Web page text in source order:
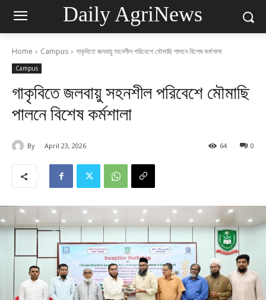
Daily AgriNews
Home Campus গাকৃবিতে জলবায়ু সহনশীল পরিবেশে মৌমাছি পালনে বিশেষ কর্মশালা
Campus
গাকৃবিতে জলবায়ু সহনশীল পরিবেশে মৌমাছি
পালনে বিশেষ কর্মশালা
By April 23, 2026 0
64